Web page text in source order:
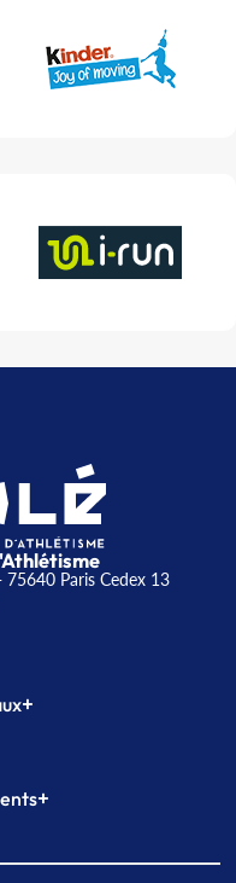
Paris Cedex 13
+
+
indoor